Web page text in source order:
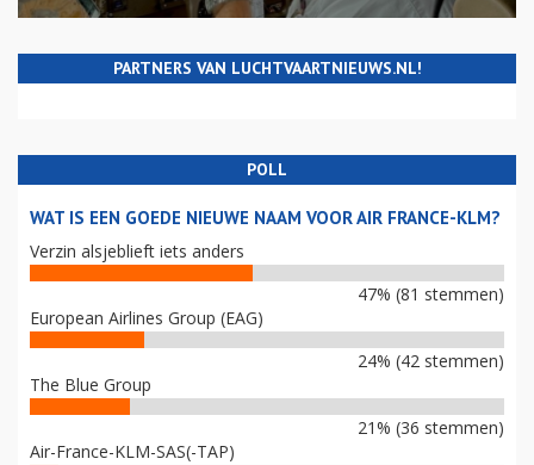
PARTNERS VAN LUCHTVAARTNIEUWS.NL!
POLL
WAT IS EEN GOEDE NIEUWE NAAM VOOR AIR FRANCE-KLM?
Verzin alsjeblieft iets anders
47% (81 stemmen)
European Airlines Group (EAG)
24% (42 stemmen)
The Blue Group
21% (36 stemmen)
Air-France-KLM-SAS(-TAP)